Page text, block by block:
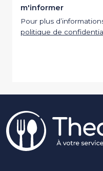
m'informer
Pour plus
politique de